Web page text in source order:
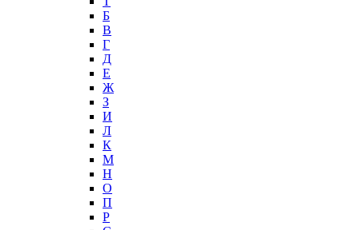
Б
В
Г
Д
Е
Ж
З
И
Л
К
М
Н
О
П
Р